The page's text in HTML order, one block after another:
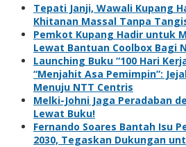
Tepati Janji, Wawali Kupang
Khitanan Massal Tanpa
Pemkot Kupang Hadir untuk
Lewat Bantuan Coolbox Bagi
Launching Buku “100 Hari
“Menjahit Asa Pemimpin”:
Menuju NTT Centris
Melki-Johni Jaga Peradaban
Lewat Buku!
Fernando Soares Bantah Isu
2030, Tegaskan Dukungan